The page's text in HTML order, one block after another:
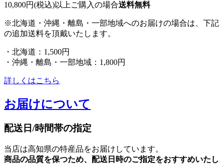
10,800円(税込)以上ご購入の場合送料無料
※北海道・沖縄・離島・一部地域へのお届けの場合は、下記
の追加送料を頂戴いたします。
・北海道：1,500円
・沖縄・離島・一部地域：1,800円
詳しくはこちら
お届けについて
配送日/時間帯の指定
当店は高知県の特産品をお届けしています。
商品の品質を保つため、配送日時のご指定をおすすめいたし